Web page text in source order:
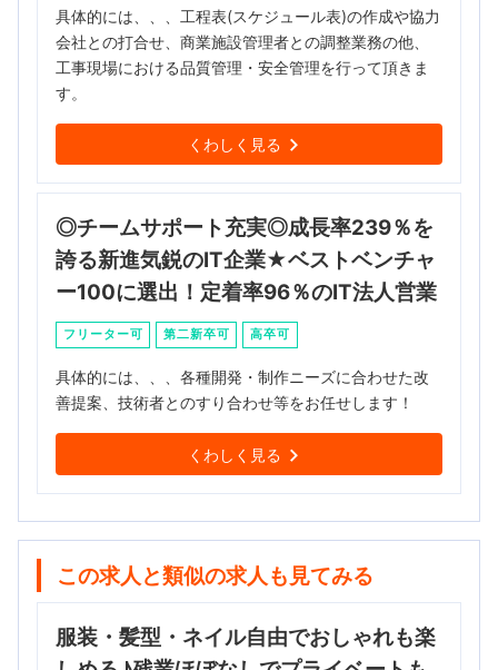
具体的には、、、工程表(スケジュール表)の作成や協力
会社との打合せ、商業施設管理者との調整業務の他、
工事現場における品質管理・安全管理を行って頂きま
す。
くわしく見る
◎チームサポート充実◎成長率239％を
誇る新進気鋭のIT企業★ベストベンチャ
ー100に選出！定着率96％のIT法人営業
フリーター可 第二新卒可 高卒可
具体的には、、、各種開発・制作ニーズに合わせた改
善提案、技術者とのすり合わせ等をお任せします！
くわしく見る
この求人と類似の求人も見てみる
服装・髪型・ネイル自由でおしゃれも楽